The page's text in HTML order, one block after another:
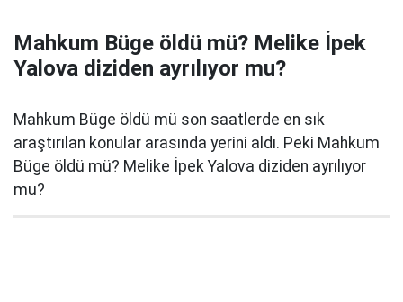
Mahkum Büge öldü mü? Melike İpek
Yalova diziden ayrılıyor mu?
Mahkum Büge öldü mü son saatlerde en sık
araştırılan konular arasında yerini aldı. Peki Mahkum
Büge öldü mü? Melike İpek Yalova diziden ayrılıyor
mu?